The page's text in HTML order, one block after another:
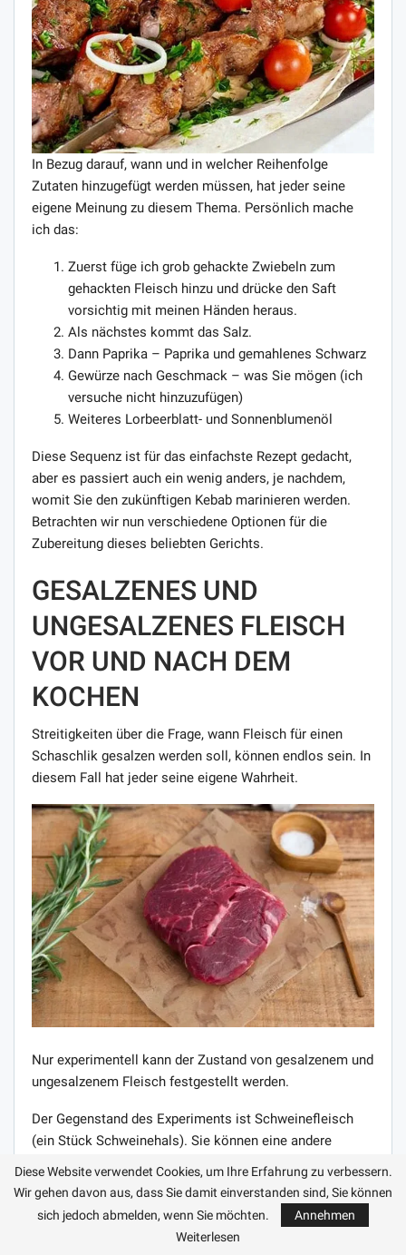
In Bezug darauf, wann und in welcher Reihenfolge
Zutaten hinzugefügt werden müssen, hat jeder seine
eigene Meinung zu diesem Thema. Persönlich mache
ich das:
Zuerst füge ich grob gehackte Zwiebeln zum
gehackten Fleisch hinzu und drücke den Saft
vorsichtig mit meinen Händen heraus.
Als nächstes kommt das Salz.
Dann Paprika – Paprika und gemahlenes Schwarz
Gewürze nach Geschmack – was Sie mögen (ich
versuche nicht hinzuzufügen)
Weiteres Lorbeerblatt- und Sonnenblumenöl
Diese Sequenz ist für das einfachste Rezept gedacht,
aber es passiert auch ein wenig anders, je nachdem,
womit Sie den zukünftigen Kebab marinieren werden.
Betrachten wir nun verschiedene Optionen für die
Zubereitung dieses beliebten Gerichts.
GESALZENES UND
UNGESALZENES FLEISCH
VOR UND NACH DEM
KOCHEN
Streitigkeiten über die Frage, wann Fleisch für einen
Schaschlik gesalzen werden soll, können endlos sein. In
diesem Fall hat jeder seine eigene Wahrheit.
Nur experimentell kann der Zustand von gesalzenem und
ungesalzenem Fleisch festgestellt werden.
Der Gegenstand des Experiments ist Schweinefleisch
(ein Stück Schweinehals). Sie können eine andere
Fleischsorte verwenden, sogar marmoriertes
Rindfleisch, sogar Lammfleisch, sogar Hühnerfleisch.
Dies ist ein unbedeutender Faktor. Und die
Kochprinzipien sind identisch. Der einzige Unterschied
Diese Website verwendet Cookies, um Ihre Erfahrung zu verbessern.
Wir gehen davon aus, dass Sie damit einverstanden sind, Sie können
sich jedoch abmelden, wenn Sie möchten.
Annehmen
Weiterlesen